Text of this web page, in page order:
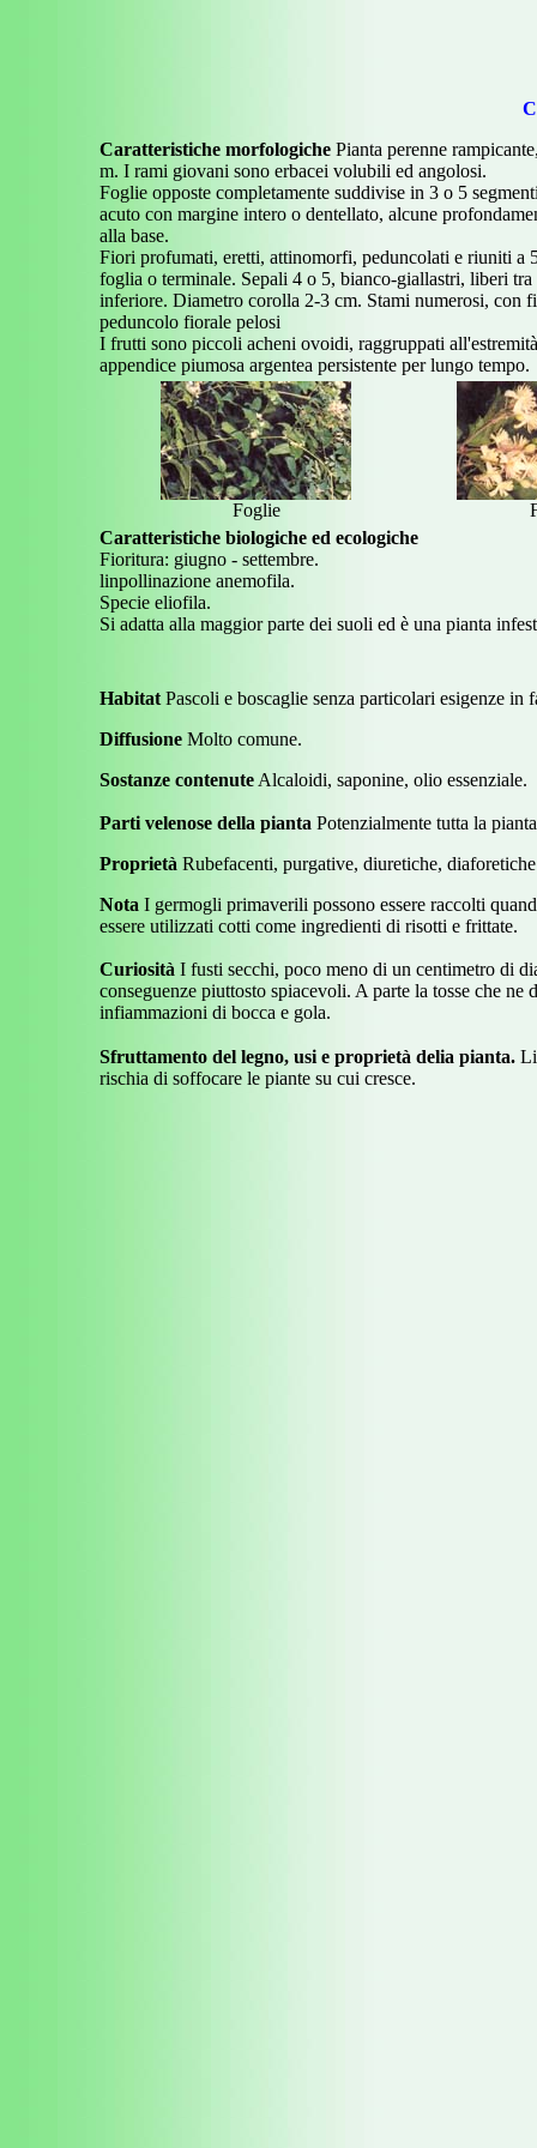
Caratteristiche morfologiche Pianta perenne
m. I rami giovani sono erbacei volubili ed angolosi.
Foglie opposte completamente suddivise in 3 o 5
acuto con margine intero o dentellato, alcune
alla base.
Fiori profumati, eretti, attinomorfi, peduncolati e riuniti a
foglia o terminale. Sepali 4 o 5, bianco-giallastri, liberi
inferiore. Diametro corolla 2-3 cm. Stami numerosi, con
peduncolo fiorale pelosi
I frutti sono piccoli acheni ovoidi, raggruppati
appendice piumosa argentea persistente per lungo tempo.
Foglie
Caratteristiche biologiche ed ecologiche
Fioritura: giugno - settembre.
linpollinazione anemofila.
Specie eliofila.
Si adatta alla maggior parte dei suoli ed è una pianta
Habitat Pascoli e boscaglie senza particolari esigenze
DiffusioneMolto comune.
Sostanze contenuteAlcaloidi, saponine, olio essenziale.
Parti velenose della pianta Potenzialmente tutta la pianta
Proprietà Rubefacenti, purgative, diuretiche,
Nota I germogli primaverili possono essere raccolti
essere utilizzati cotti come ingredienti di risotti e frittate.
Curiosità I fusti secchi, poco meno di un centimetro di
conseguenze piuttosto spiacevoli. A parte la tosse che ne
infiammazioni di bocca e gola.
Sfruttamento del legno, usi e proprietà delia pianta.
rischia di soffocare le piante su cui cresce.